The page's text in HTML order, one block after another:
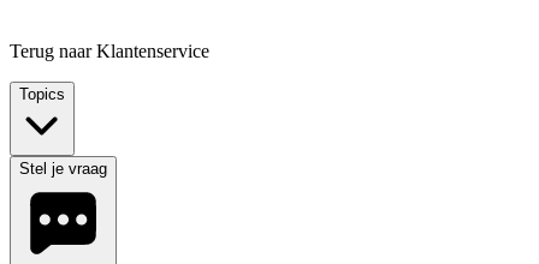
Terug naar Klantenservice
Topics
Stel je vraag